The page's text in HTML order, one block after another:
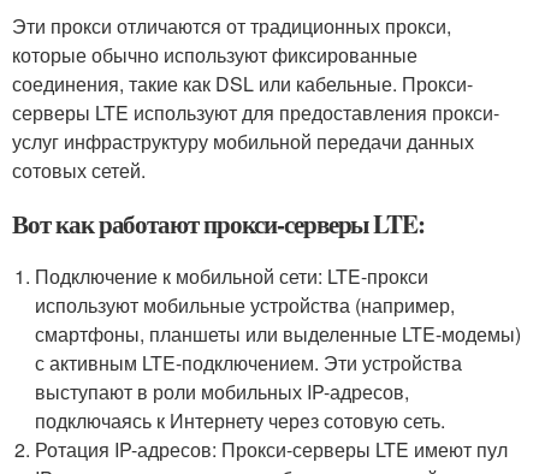
Эти прокси отличаются от традиционных прокси,
которые обычно используют фиксированные
соединения, такие как DSL или кабельные. Прокси-
серверы LTE используют для предоставления прокси-
услуг инфраструктуру мобильной передачи данных
сотовых сетей.
Вот как работают прокси-серверы LTE:
Подключение к мобильной сети: LTE-прокси
используют мобильные устройства (например,
смартфоны, планшеты или выделенные LTE-модемы)
с активным LTE-подключением. Эти устройства
выступают в роли мобильных IP-адресов,
подключаясь к Интернету через сотовую сеть.
Ротация IP-адресов: Прокси-серверы LTE имеют пул